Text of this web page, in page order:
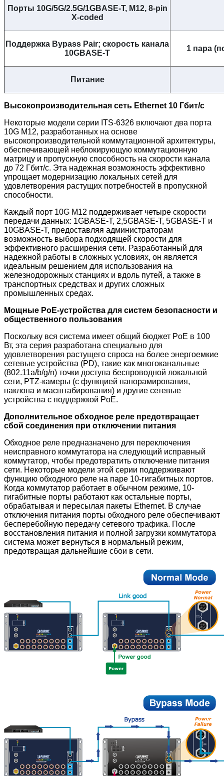
Порты 10G/5G/2.5G/1GBASE-T, M12, 8-pin
X-coded
Поддержка Bypass Pair; скорость канала
10GBASE-T
1 пара
Питание
Высокопроизводительная сеть Ethernet 10 Гбит/с
Некоторые модели серии ITS-6326 включают два порта
10G M12, разработанных на основе
высокопроизводительной коммутационной архитектуры,
обеспечивающей неблокирующую коммутационную
матрицу и пропускную способность на скорости канала
до 72 Гбит/с. Эта надежная возможность эффективно
упрощает модернизацию локальных сетей для
удовлетворения растущих потребностей в пропускной
способности.
Каждый порт 10G M12 поддерживает четыре скорости
передачи данных: 1GBASE-T, 2,5GBASE-T, 5GBASE-T и
10GBASE-T, предоставляя администраторам
возможность выбора подходящей скорости для
эффективного расширения сети. Разработанный для
надежной работы в сложных условиях, он является
идеальным решением для использования на
железнодорожных станциях и вдоль путей, а также в
транспортных средствах и других сложных
промышленных средах.
Мощные PoE-устройства для систем безопасности и
общественного пользования
Поскольку вся система имеет общий бюджет PoE в 100
Вт, эта серия разработана специально для
удовлетворения растущего спроса на более энергоемкие
сетевые устройства (PD), такие как многоканальные
(802.11a/b/g/n) точки доступа беспроводной локальной
сети, PTZ-камеры (с функцией панорамирования,
наклона и масштабирования) и другие сетевые
устройства с поддержкой PoE.
Дополнительное обходное реле предотвращает
сбой соединения при отключении питания
Обходное реле предназначено для переключения
неисправного коммутатора на следующий исправный
коммутатор, чтобы предотвратить отключение питания
сети. Некоторые модели этой серии поддерживают
функцию обходного реле на паре 10-гигабитных портов.
Когда коммутатор работает в обычном режиме, 10-
гигабитные порты работают как остальные порты,
обрабатывая и пересылая пакеты Ethernet. В случае
отключения питания порты обходного реле обеспечивают
бесперебойную передачу сетевого трафика. После
восстановления питания и полной загрузки коммутатора
система может вернуться в нормальный режим,
предотвращая дальнейшие сбои в сети.